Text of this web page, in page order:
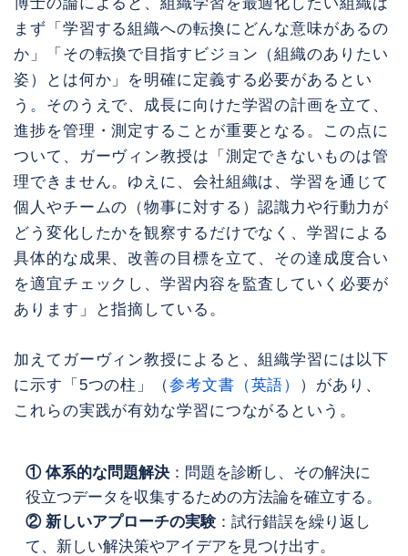
博士の論によると、組織学習を最適化したい組織は
まず「学習する組織への転換にどんな意味があるの
か」「その転換で目指すビジョン（組織のありたい
姿）とは何か」を明確に定義する必要があるとい
う。そのうえで、成長に向けた学習の計画を立て、
進捗を管理・測定することが重要となる。この点に
ついて、ガーヴィン教授は「測定できないものは管
理できません。ゆえに、会社組織は、学習を通じて
個人やチームの（物事に対する）認識力や行動力が
どう変化したかを観察するだけでなく、学習による
具体的な成果、改善の目標を立て、その達成度合い
を適宜チェックし、学習内容を監査していく必要が
あります」と指摘している。
加えてガーヴィン教授によると、組織学習には以下
に示す「5つの柱」（参考文書（英語） ）があり、
これらの実践が有効な学習につながるという。
① 体系的な問題解決：問題を診断し、その解決に
役立つデータを収集するための方法論を確立する。
② 新しいアプローチの実験：試行錯誤を繰り返し
て、新しい解決策やアイデアを見つけ出す。